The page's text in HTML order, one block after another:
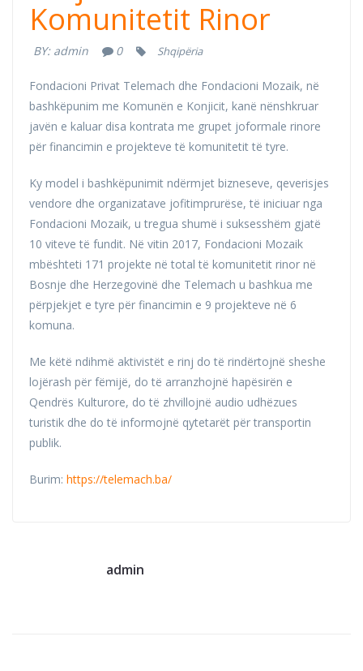
Komunitetit Rinor
BY: admin 0 Shqipëria
Fondacioni Privat Telemach dhe Fondacioni Mozaik, në
bashkëpunim me Komunën e Konjicit, kanë nënshkruar
javën e kaluar disa kontrata me grupet joformale rinore
për financimin e projekteve të komunitetit të tyre.
Ky model i bashkëpunimit ndërmjet bizneseve, qeverisjes
vendore dhe organizatave jofitimprurëse, të iniciuar nga
Fondacioni Mozaik, u tregua shumë i suksesshëm gjatë
10 viteve të fundit. Në vitin 2017, Fondacioni Mozaik
mbështeti 171 projekte në total të komunitetit rinor në
Bosnje dhe Herzegovinë dhe Telemach u bashkua me
përpjekjet e tyre për financimin e 9 projekteve në 6
komuna.
Me këtë ndihmë aktivistët e rinj do të rindërtojnë sheshe
lojërash për fëmijë, do të arranzhojnë hapësirën e
Qendrës Kulturore, do të zhvillojnë audio udhëzues
turistik dhe do të informojnë qytetarët për transportin
publik.
Burim: https://telemach.ba/
admin